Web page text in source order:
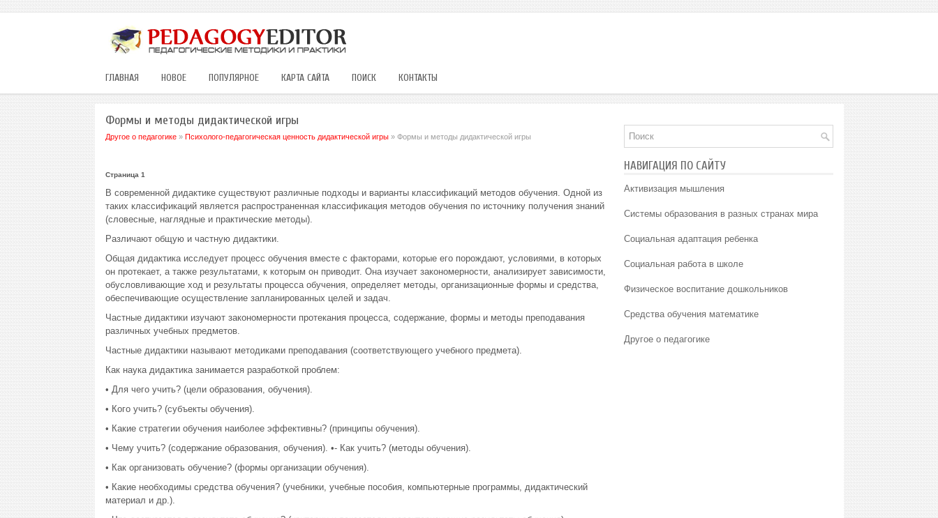
ГЛАВНАЯ НОВОЕ ПОПУЛЯРНОЕ КАРТА САЙТА ПОИСК КОНТАКТЫ
Формы и методы дидактической игры
Другое о педагогике» Психолого-педагогическая ценность дидактической игры» Формы и методы дидактической игры
Страница 1
В современной дидактике существуют различные подходы и варианты классификаций методов обучения. Одной из
таких классификаций является распространенная классификация методов обучения по источнику получения знаний
(словесные, наглядные и практические методы).
Различают общую и частную дидактики.
Общая дидактика исследует процесс обучения вместе с факторами, которые его порождают, условиями, в которых
он протекает, а также результатами, к которым он приводит. Она изучает закономерности, анализирует зависимости,
обусловливающие ход и результаты процесса обучения, определяет методы, организационные формы и средства,
обеспечивающие осуществление запланированных целей и задач.
Частные дидактики изучают закономерности протекания процесса, содержание, формы и методы преподавания
различных учебных предметов.
Частные дидактики называют методиками преподавания (соответствующего учебного предмета).
Как наука дидактика занимается разработкой проблем:
• Для чего учить? (цели образования, обучения).
• Кого учить? (субъекты обучения).
• Какие стратегии обучения наиболее эффективны? (принципы обучения).
• Чему учить? (содержание образования, обучения). •- Как учить? (методы обучения).
• Как организовать обучение? (формы организации обучения).
• Какие необходимы средства обучения? (учебники, учебные пособия, компьютерные программы, дидактический
материал и др.).
НАВИГАЦИЯ ПО САЙТУ
Активизация мышления
Системы образования в разных странах мира
Социальная адаптация ребенка
Социальная работа в школе
Физическое воспитание дошкольников
Средства обучения математике
Другое о педагогике